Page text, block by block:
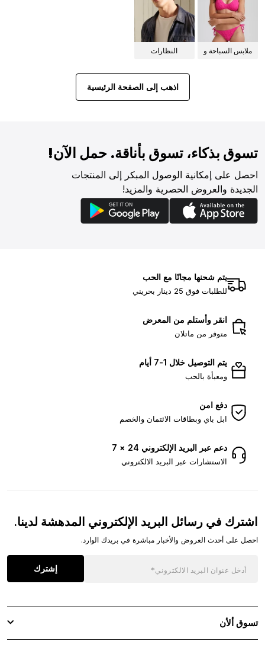
ملابس السباحة و
النظارات
اذهب إلى الصفحة الرئيسية
تسوق بذكاء، تسوق بأناقة. حمل الآن!
احصل على إمكانية الوصول المبكر إلى المنتجات
الجديدة والعروض الحصرية والمزيد!
يتم شحنها مجانًا مع الحب
للطلبات فوق 25 دينار بحريني
انقر وأستلم من المعرض
متوفر من ماتلان
يتم التوصيل خلال 1-7 أيام
ومعبأة بالحب
دفع امن
ابل باي وبطاقات الائتمان والخصم
دعم عبر البريد الإلكتروني 24 × 7
الاستشارات عبر البريد الالكتروني
اشترك في رسائل البريد الإلكتروني المدهشة لدينا.
احصل على أحدث العروض والأخبار مباشرة في بريدك الوارد.
إشترك
تسوق ألأن